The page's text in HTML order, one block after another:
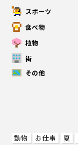
スポーツ
食べ物
植物
街
その他
動物 お仕事 夏